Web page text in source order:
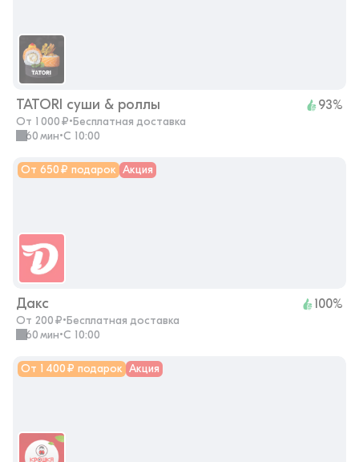
TATORI суши & роллы 93%
От 1 000 ₽•Бесплатная доставка
60 мин• с 10:00
От 650 ₽ подарок Акция
Дакс 100%
От 200 ₽•Бесплатная доставка
60 мин• с 10:00
От 1 400 ₽ подарок Акция